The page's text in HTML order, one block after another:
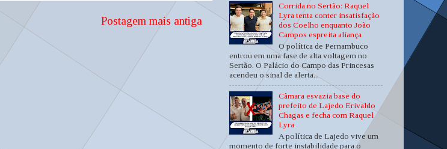
Postagem mais antiga
Corrida no Sertão: Raquel
Lyra tenta conter insatisfação
dos Coelho enquanto João
Campos espreita aliança
O política de Pernambuco
entrou em uma fase de alta voltagem no
Sertão. O Palácio do Campo das Princesas
acendeu o sinal de alerta...
Câmara esvazia base do
prefeito de Lajedo Erivaldo
Chagas e fecha com Raquel
Lyra
A política de Lajedo vive um
momento de forte instabilidade para o